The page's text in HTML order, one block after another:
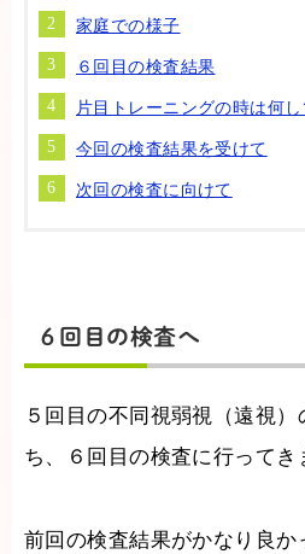
家庭での様子
６回目の検査結果
片目トレーニングの時は何し
今回の検査結果を受けて
次回の検査に向けて
６回目の検査へ
５回目の不同視弱視（遠視
ち、６回目の検査に行ってき
前回の検査結果がかなり良か